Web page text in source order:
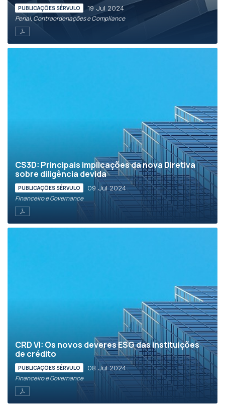
PUBLICAÇÕES SÉRVULO 19 Jul 2024
Penal, Contraordenações e Compliance
CS3D: Principais implicações da nova Diretiva
sobre diligência devida
PUBLICAÇÕES SÉRVULO 09 Jul 2024
Financeiro e Governance
CRD VI: Os novos deveres ESG das instituições
de crédito
PUBLICAÇÕES SÉRVULO 08 Jul 2024
Financeiro e Governance